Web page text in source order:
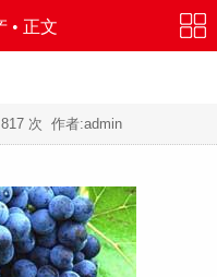
• 正文
817 次 作者:admin